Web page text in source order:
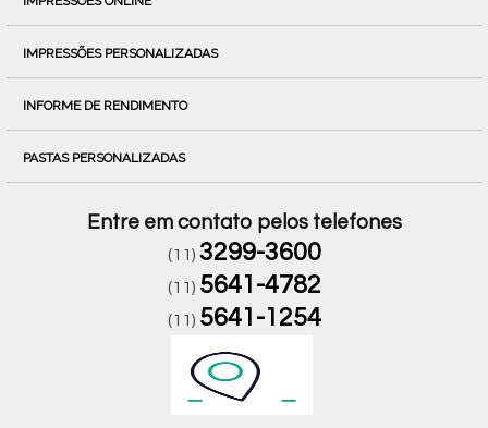
IMPRESSÕES PERSONALIZADAS
INFORME DE RENDIMENTO
PASTAS PERSONALIZADAS
Entre em contato pelos telefones
(11) 3299-3600
(11) 5641-4782
(11) 5641-1254